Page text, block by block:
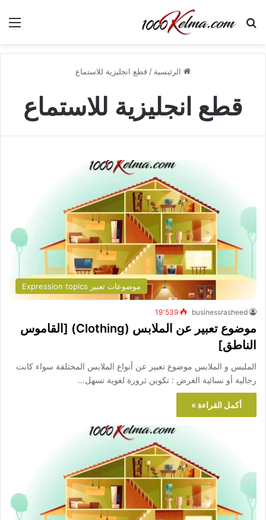
بحث عن
الرئيسية /قطع انجليزية للاستماع
قطع انجليزية للاستماع
موضوعات تعبير Expression topics
businessrasheed 19٬539
موضوع تعبير عن الملابس (Clothing) [القاموس
الناطق]
الملبس و الملابس موضوع تعبير عن أنواع الملابس المختلفة سواء كانت
رجالية أو نسائية الغرض : تكوين ثرورة لغوية تسهل…
أكمل القراءة »